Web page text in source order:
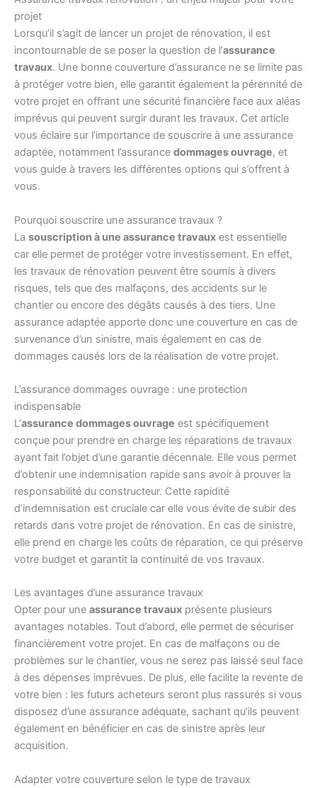
projet
Lorsqu’il s’agit de lancer un projet de rénovation, il est
incontournable de se poser la question de l’assurance
travaux. Une bonne couverture d’assurance ne se limite pas
à protéger votre bien, elle garantit également la pérennité de
votre projet en offrant une sécurité financière face aux aléas
imprévus qui peuvent surgir durant les travaux. Cet article
vous éclaire sur l’importance de souscrire à une assurance
adaptée, notamment l’assurance dommages ouvrage, et
vous guide à travers les différentes options qui s’offrent à
vous.
Pourquoi souscrire une assurance travaux ?
La souscription à une assurance travaux est essentielle
car elle permet de protéger votre investissement. En effet,
les travaux de rénovation peuvent être soumis à divers
risques, tels que des malfaçons, des accidents sur le
chantier ou encore des dégâts causés à des tiers. Une
assurance adaptée apporte donc une couverture en cas de
survenance d’un sinistre, mais également en cas de
dommages causés lors de la réalisation de votre projet.
L’assurance dommages ouvrage : une protection
indispensable
L’assurance dommages ouvrage est spécifiquement
conçue pour prendre en charge les réparations de travaux
ayant fait l’objet d’une garantie décennale. Elle vous permet
d’obtenir une indemnisation rapide sans avoir à prouver la
responsabilité du constructeur. Cette rapidité
d’indemnisation est cruciale car elle vous évite de subir des
retards dans votre projet de rénovation. En cas de sinistre,
elle prend en charge les coûts de réparation, ce qui préserve
votre budget et garantit la continuité de vos travaux.
Les avantages d’une assurance travaux
Opter pour une assurance travaux présente plusieurs
avantages notables. Tout d’abord, elle permet de sécuriser
financièrement votre projet. En cas de malfaçons ou de
problèmes sur le chantier, vous ne serez pas laissé seul face
à des dépenses imprévues. De plus, elle facilite la revente de
votre bien : les futurs acheteurs seront plus rassurés si vous
disposez d’une assurance adéquate, sachant qu’ils peuvent
également en bénéficier en cas de sinistre après leur
acquisition.
Adapter votre couverture selon le type de travaux